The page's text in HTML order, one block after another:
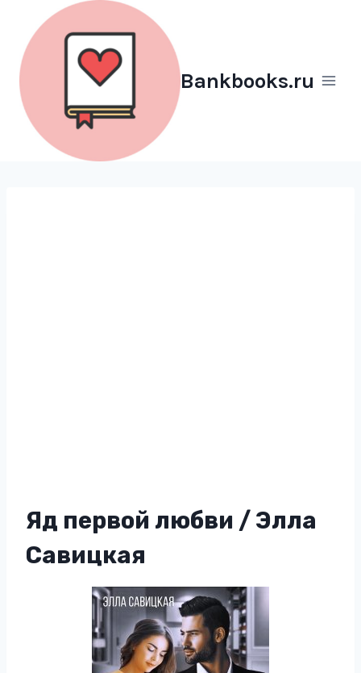
Перейти
содержимому
Bankbooks.ru
Яд первой любви / Элла
Савицкая